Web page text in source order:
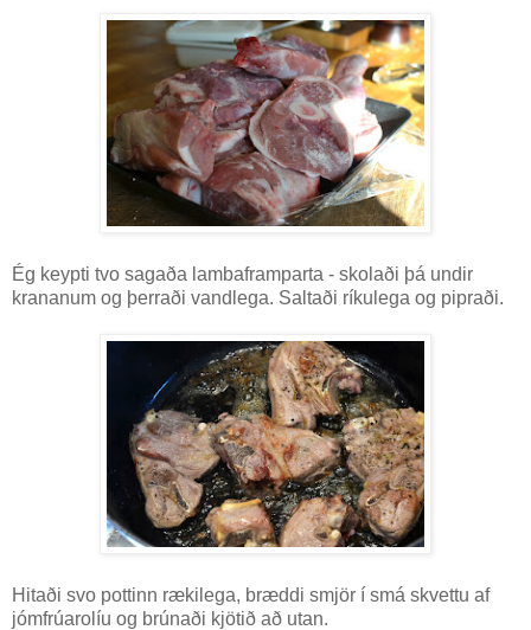
Ég keypti tvo sagaða lambaframparta - skolaði þá undir
krananum og þerraði vandlega. Saltaði ríkulega og pipraði.
Hitaði svo pottinn rækilega, bræddi smjör í smá skvettu af
jómfrúarolíu og brúnaði kjötið að utan.